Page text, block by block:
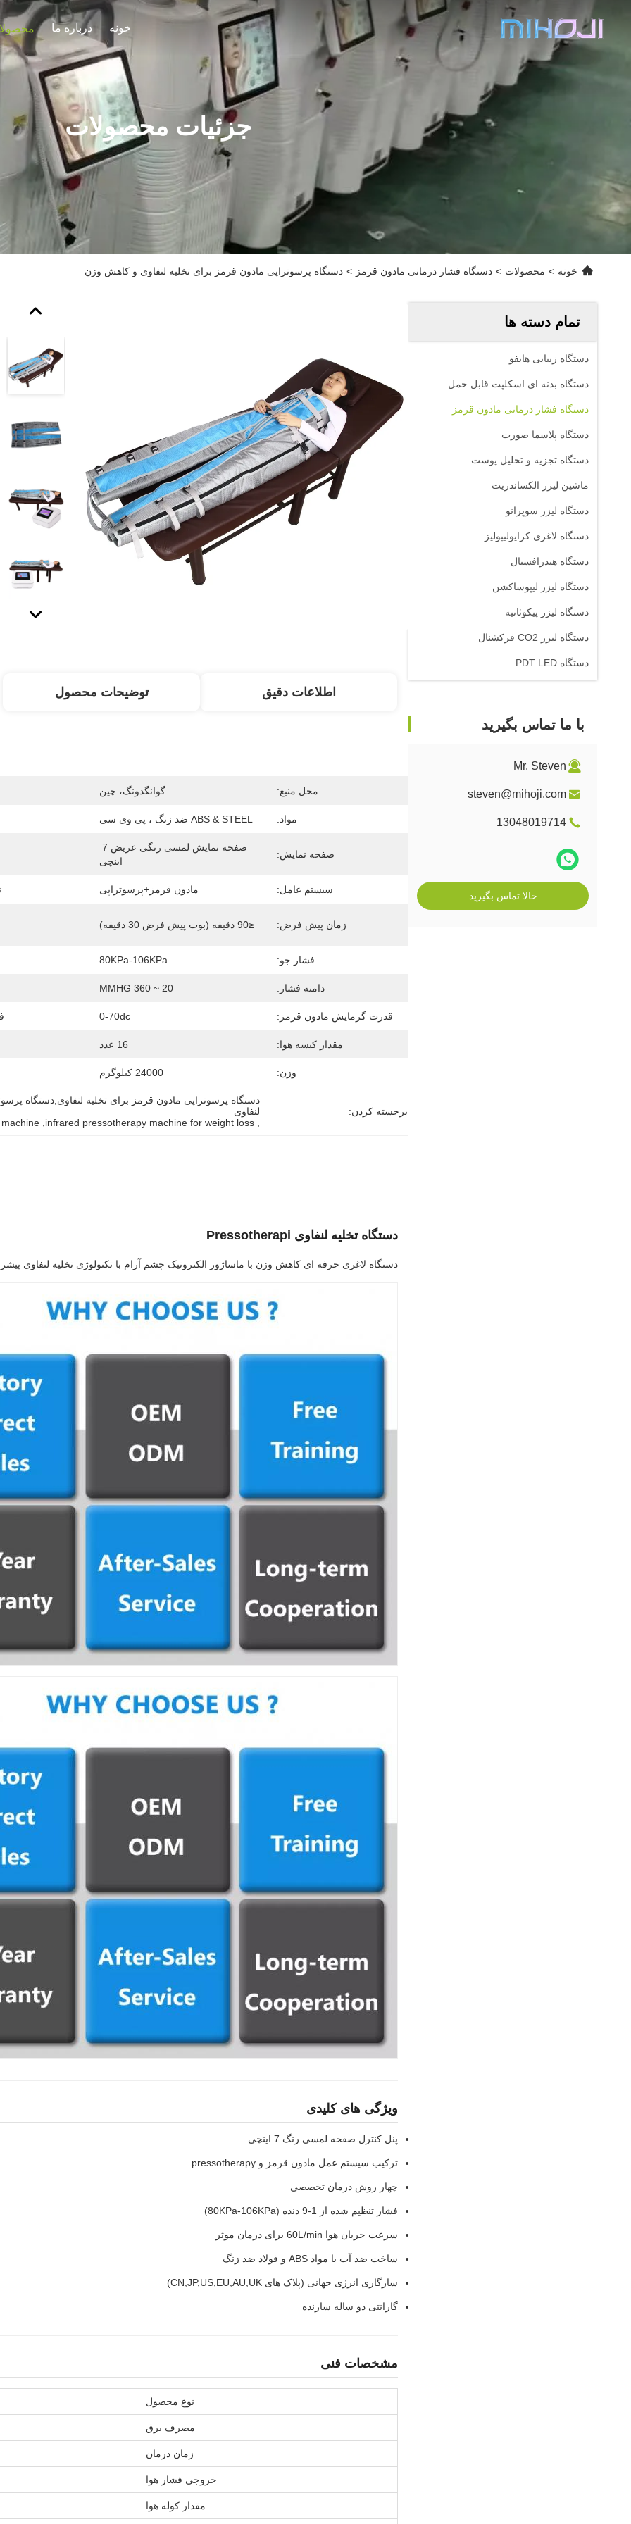
خونه درباره ما
جزئیات محصولات
خونه > محصولات > دستگاه فشار درمانی مادون قرمز > دستگاه پرسوتراپی مادون قرمز برای تخلیه لنفاوی و کاهش وزن
تمام دسته ها
دستگاه زیبایی هایفو
دستگاه بدنه ای اسکلپت قابل حمل
دستگاه فشار درمانی مادون قرمز
دستگاه پلاسما صورت
دستگاه تجزیه و تحلیل پوست
ماشین لیزر الکساندریت
دستگاه لیزر سوپرانو
دستگاه لاغری کرایولیپولیز
دستگاه هیدرافسیال
دستگاه لیزر لیپوساکشن
دستگاه لیزر پیکوثانیه
دستگاه لیزر CO2 فرکشنال
دستگاه PDT LED
با ما تماس بگیرید
Mr. Steven
steven@mihoji.com
13048019714
حالا تماس بگیرید
اطلاعات دقیق توضیحات محصول
محل منبع: گوانگدونگ، چین
مواد: ABS & STEEL ضد زنگ ، پی وی سی
صفحه نمایش:
اینچی
سیستم عامل: مادون قرمز+پرسوتراپی
زمان پیش فرض: ≤90 دقیقه (بوت پیش فرض 30 دقیقه)
فشار جو: 80KPa-106KPa
دامنه فشار: 20 ~ 360 MMHG
قدرت گرمایش مادون قرمز: 0-70dc
مقدار کیسه هوا: 16 عدد
وزن: 24000 کیلوگرم
برجسته کردن:
لنفاوی
,
infrared pressotherapy machine for weight loss
,
دستگاه تخلیه لنفاوی Pressotherapi
دستگاه لاغری حرفه ای کاهش وزن با ماساژور الکترونیک چشم آرام با تکنولوژی تخلیه لنفاوی
ویژگی های کلیدی
پنل کنترل صفحه لمسی رنگ 7 اینچی
ترکیب سیستم عمل مادون قرمز و pressotherapy
چهار روش درمان تخصصی
فشار تنظیم شده از 1-9 دنده (80KPa-106KPa)
سرعت جریان هوا 60L/min برای درمان موثر
ساخت ضد آب با مواد ABS و فولاد ضد زنگ
سازگاری انرژی جهانی (پلاک های CN,JP,US,EU,AU,UK)
گارانتی دو ساله سازنده
مشخصات فنی
نوع محصول
مصرف برق
زمان درمان
خروجی فشار هوا
مقدار کوله هوا